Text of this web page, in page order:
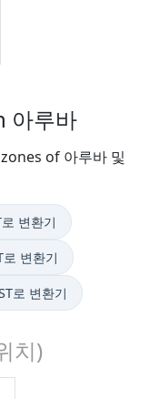
아루바
of 아루바 및
변환기
로 변환기
로 변환기
치)